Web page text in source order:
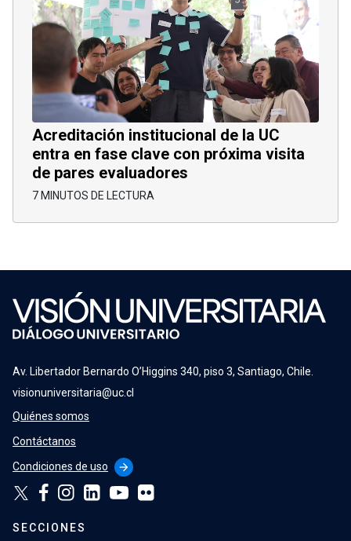
Acreditación institucional de la UC
entra en fase clave con próxima visita
de pares evaluadores
7 MINUTOS DE LECTURA
Av. Libertador Bernardo O’Higgins 340, piso 3, Santiago, Chile.
visionuniversitaria@uc.cl
Quiénes somos
Contáctanos
Condiciones de uso
arrow_forward
SECCIONES